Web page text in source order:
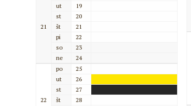
21
ut
19
st
20
št
21
pi
22
so
23
ne
24
22
po
25
ut
26
st
27
št
28